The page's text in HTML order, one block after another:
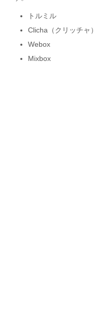
トルミル
Clicha（クリッチャ）
Webox
Mixbox